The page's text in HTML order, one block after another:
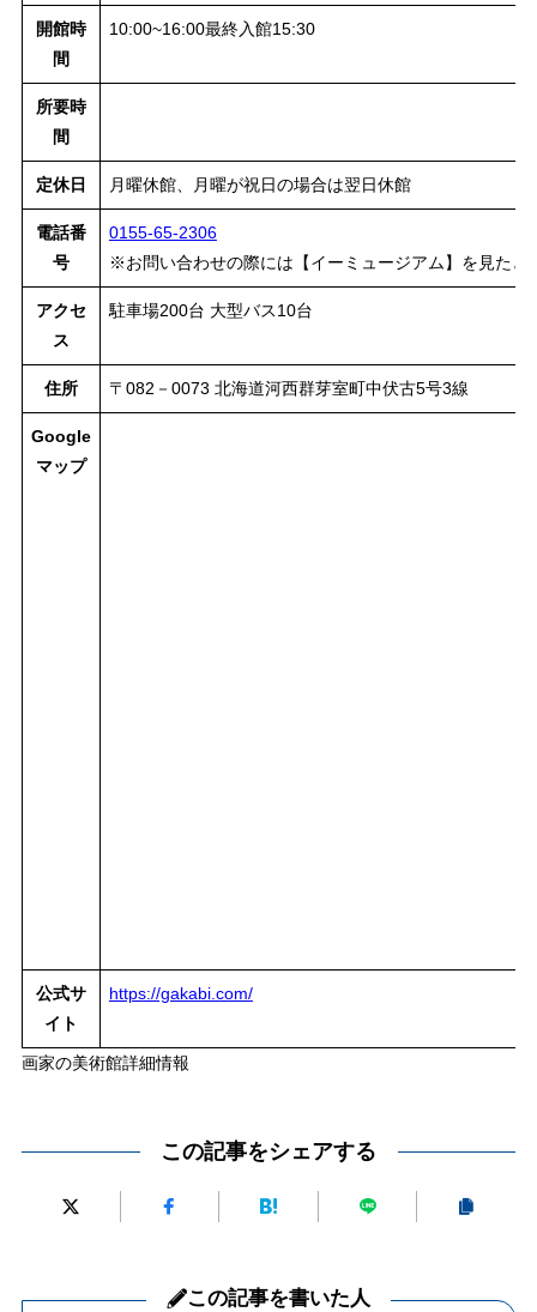
開館時
間
10:00~16:00最終入館15:30
所要時
間
定休日 月曜休館、月曜が祝日の場合は翌日休館
電話番
号
0155-65-2306
※お問い合わせの際には【イーミュージアム】を見たと
アクセ
ス
駐車場200台 大型バス10台
住所 〒082－0073 北海道河西群芽室町中伏古5号3線
Google
マップ
公式サ
イト
https://gakabi.com/
画家の美術館詳細情報
この記事をシェアする
この記事を書いた人